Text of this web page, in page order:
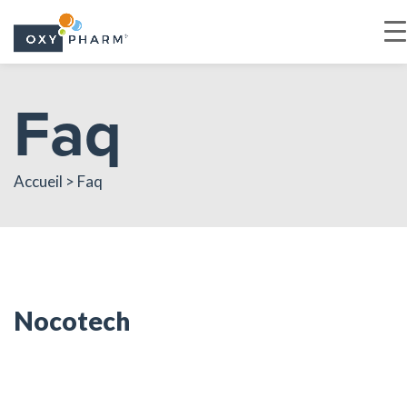
content
Faq
Accueil > Faq
Nocotech